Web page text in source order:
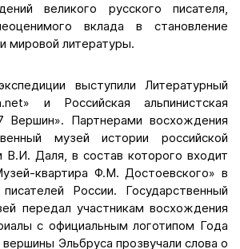
великого русского писателя,
вклада в становление
мировой литературы.
выступили Литературный
и Российская альпинистская
Вершин». Партнерами восхождения
музей истории российской
В.И. Даля, в состав которого входит
квартира Ф.М. Достоевского» в
России. Государственный
передал участникам восхождения
с официальным логотипом Года
Эльбруса прозвучали слова о